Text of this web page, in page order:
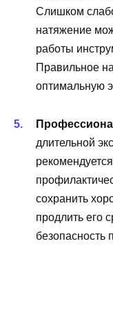
Слишком
натяжение
работы
Правильное
оптимальную
длительной
сохранить
продлить его
безопасность